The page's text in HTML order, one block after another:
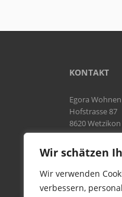
Wir schätzen
Wir verwenden
verbessern,
KONTAKT
Egora
Hofstrasse 87
8620 Wetzikon
Natel:
076
Tel:044 954 25
Mail: